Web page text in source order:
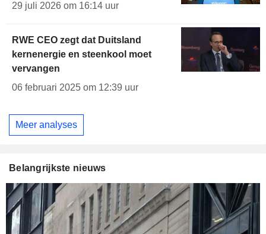
29 juli 2026 om 16:14 uur
RWE CEO zegt dat Duitsland
kernenergie en steenkool moet
vervangen
06 februari 2025 om 12:39 uur
Meer analyses
Belangrijkste nieuws